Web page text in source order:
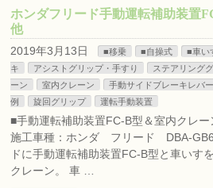
ホンダフリード手動運転補助装置
他
2019年3月13日 ■移乗 ■自操式 ■車い
キ
アシストグリップ・手すり ステアリング
ーン
室内クレーン 手動サイドブレーキレバー
例
旋回グリップ 運転手動装置
■手動運転補助装置FC-B型＆室内クレ
施工車種：ホンダ フリード DBA-
ドに手動運転補助装置FC-B型と車いす
クレーン。 車 …